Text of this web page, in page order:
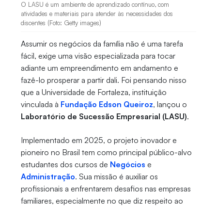
O LASU é um ambiente de aprendizado contínuo, com
atividades e materiais para atender às necessidades dos
discentes (Foto: Getty images)
Assumir os negócios da família não é uma tarefa
fácil, exige uma visão especializada para tocar
adiante um empreendimento em andamento e
fazê-lo prosperar a partir dali. Foi pensando nisso
que a Universidade de Fortaleza, instituição
vinculada à Fundação Edson Queiroz, lançou o
Laboratório de Sucessão Empresarial (LASU).
Implementado em 2025, o projeto inovador e
pioneiro no Brasil tem como principal público-alvo
estudantes dos cursos de Negócios e
Administração. Sua missão é auxiliar os
profissionais a enfrentarem desafios nas empresas
familiares, especialmente no que diz respeito ao